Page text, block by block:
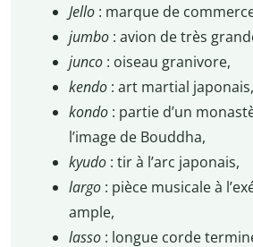
Jello : marque de
jumbo : avion de très
junco : oiseau granivore,
kendo : art martial japonais,
kondo : partie d’un
l’image de Bouddha,
kyudo : tir à l’arc japonais,
largo : pièce musicale à
ample,
lasso : longue corde